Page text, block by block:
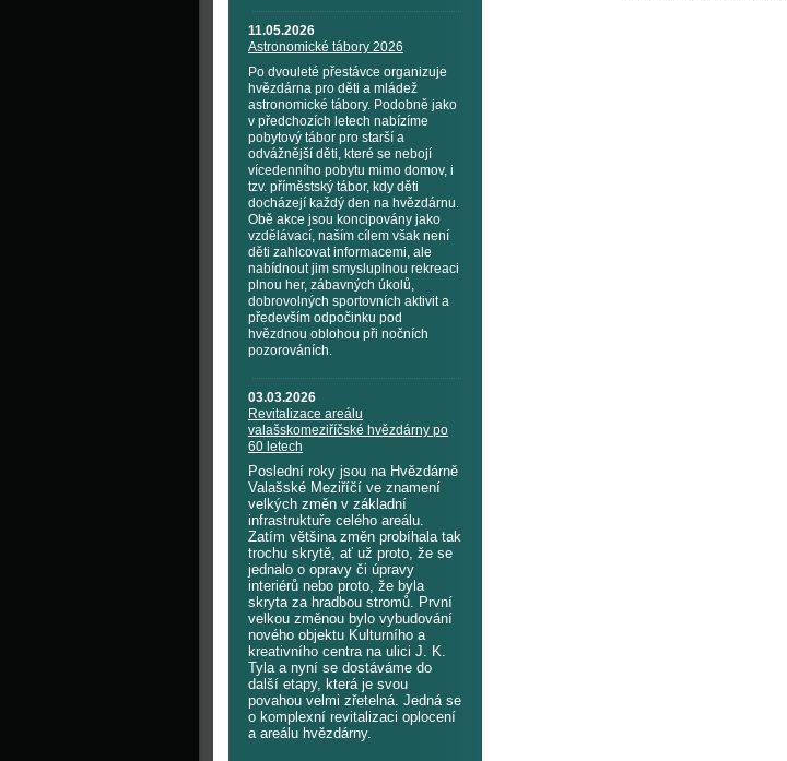
11.05.2026
Astronomické tábory 2026
Po dvouleté přestávce organizuje
hvězdárna pro děti a mládež
astronomické tábory. Podobně jako
v předchozích letech nabízíme
pobytový tábor pro starší a
odvážnější děti, které se nebojí
vícedenního pobytu mimo domov, i
tzv. příměstský tábor, kdy děti
docházejí každý den na hvězdárnu.
Obě akce jsou koncipovány jako
vzdělávací, naším cílem však není
děti zahlcovat informacemi, ale
nabídnout jim smysluplnou rekreaci
plnou her, zábavných úkolů,
dobrovolných sportovních aktivit a
především odpočinku pod
hvězdnou oblohou při nočních
pozorováních.
03.03.2026
Revitalizace areálu
valašskomeziříčské hvězdárny po
60 letech
Poslední roky jsou na Hvězdárně
Valašské Meziříčí ve znamení
velkých změn v základní
infrastruktuře celého areálu.
Zatím většina změn probíhala tak
trochu skrytě, ať už proto, že se
jednalo o opravy či úpravy
interiérů nebo proto, že byla
skryta za hradbou stromů. První
velkou změnou bylo vybudování
nového objektu Kulturního a
kreativního centra na ulici J. K.
Tyla a nyní se dostáváme do
další etapy, která je svou
povahou velmi zřetelná. Jedná se
o komplexní revitalizaci oplocení
a areálu hvězdárny.